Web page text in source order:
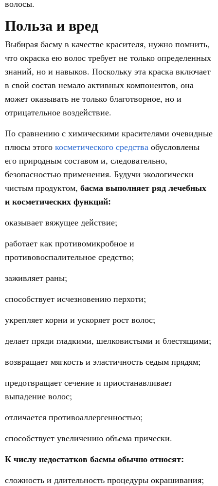
волосы.
Польза и вред
Выбирая басму в качестве красителя, нужно помнить,
что окраска ею волос требует не только определенных
знаний, но и навыков. Поскольку эта краска включает
в свой состав немало активных компонентов, она
может оказывать не только благотворное, но и
отрицательное воздействие.
По сравнению с химическими красителями очевидные
плюсы этого косметического средства обусловлены
его природным составом и, следовательно,
безопасностью применения. Будучи экологически
чистым продуктом, басма выполняет ряд лечебных
и косметических функций:
оказывает вяжущее действие;
работает как противомикробное и
противовоспалительное средство;
заживляет раны;
способствует исчезновению перхоти;
укрепляет корни и ускоряет рост волос;
делает пряди гладкими, шелковистыми и блестящими;
возвращает мягкость и эластичность седым прядям;
предотвращает сечение и приостанавливает
выпадение волос;
отличается противоаллергенностью;
способствует увеличению объема прически.
К числу недостатков басмы обычно относят:
сложность и длительность процедуры окрашивания;